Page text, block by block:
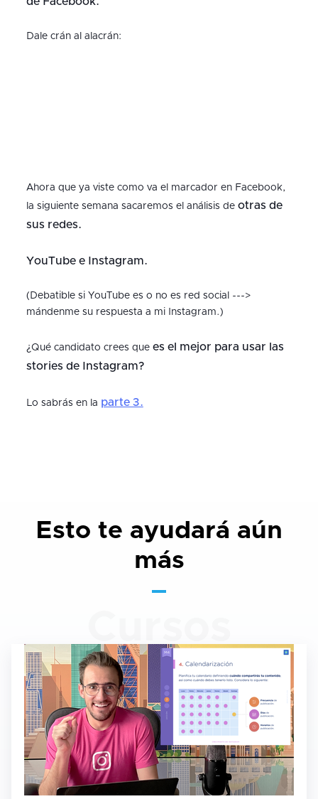
Dale crán al alacrán:
Ahora que ya viste como va el marcador en Facebook,
la siguiente semana sacaremos el análisis de otras de
sus redes.
YouTube e Instagram.
(Debatible si YouTube es o no es red social --->
mándenme su respuesta a mi Instagram.)
¿Qué candidato crees que es el mejor para usar las
stories de Instagram?
Lo sabrás en la parte 3.
Esto te ayudará aún
más